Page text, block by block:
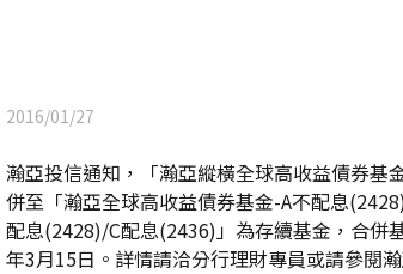
2016/01/27
瀚亞投信通知，「瀚亞縱橫全球高收益債券
併至「瀚亞全球高收益債券基金-A不配息
配息(2428)/C配息(2436)」為存續基金，合併
年3月15日。詳情請洽分行理財專員或請參閱